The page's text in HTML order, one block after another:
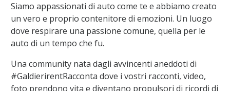
Siamo appassionati di auto come te e abbiamo creato
un vero e proprio contenitore di emozioni. Un luogo
dove respirare una passione comune, quella per le
auto di un tempo che fu.
Una community nata dagli avvincenti aneddoti di
#GaldierirentRacconta dove i vostri racconti, video,
foto prendono vita e diventano propulsori di ricordi di